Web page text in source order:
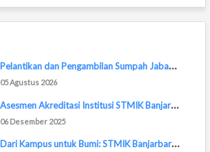
P
elantikan dan Pengambilan Sumpah Jabatan Pej...
05 Agustus 2026
A
sesmen Akreditasi Institusi STMIK Banjarbaru...
06 Desember 2025
D
ari Kampus untuk Bumi: STMIK Banjarbaru Ikut...